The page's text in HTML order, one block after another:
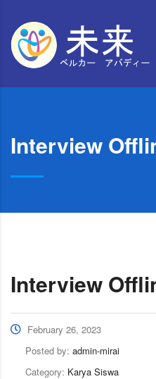
Interview
Interview
February 26, 2023
Posted by: admin-mirai
Category: Karya Siswa